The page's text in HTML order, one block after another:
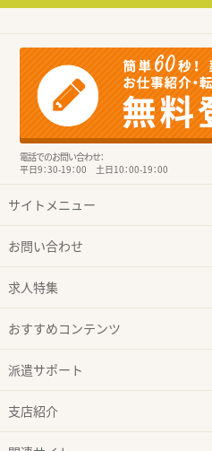
電話でのお問い合わせ：
平日9：30-19：00 土日10：00-19：00
サイトメニュー
お問い合わせ
求人特集
おすすめコンテンツ
派遣サポート
支店紹介